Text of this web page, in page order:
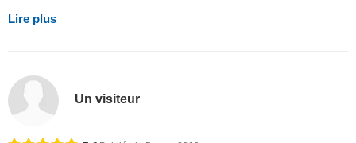
Lire plus
Un visiteur